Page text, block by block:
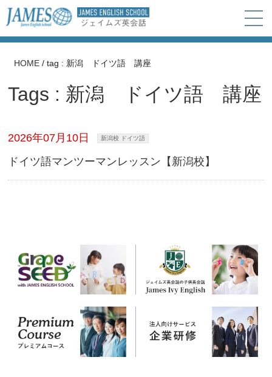
HOME /tag : 新潟 ドイツ語 講座
Tags : 新潟 ドイツ語 講座
2026年07月10日 新潟校 ドイツ語
ドイツ語マンツーマンレッスン【新潟校】